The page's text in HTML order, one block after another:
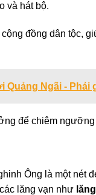
và hát bộ.
đồng dân tộc,
Quảng Ngãi - Phải
để chiêm
Ông là một nét
lăng vạn như